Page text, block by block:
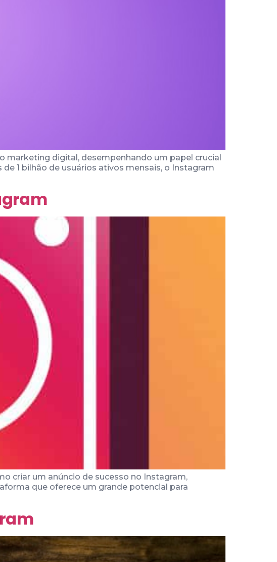
marketing digital, desempenhando um papel crucial
1 bilhão de usuários ativos mensais, o Instagram
criar um anúncio de sucesso no Instagram,
que oferece um grande potencial para